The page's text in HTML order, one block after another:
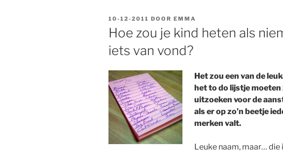
GEPLAATST
OP
10-12-2011 DOOR EMMA
Hoe zou je kind heten als
iets van vond?
Het zou een van de
het to do lijstje moeten
uitzoeken voor de
als er op zo’n beetje
merken valt.
Leuke naam, maar…